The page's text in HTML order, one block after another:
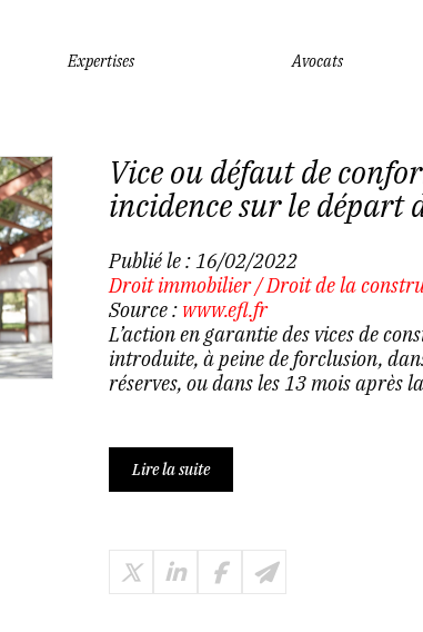
Expertises Avocats
Vice ou défaut de
incidence sur le départ
Publié le :16/02/2022
Droit immobilier/Droit de la
Source : www.efl.fr
L’action en garantie des vices de
introduite, à peine de forclusion,
réserves, ou dans les 13 mois après
Lire la suite